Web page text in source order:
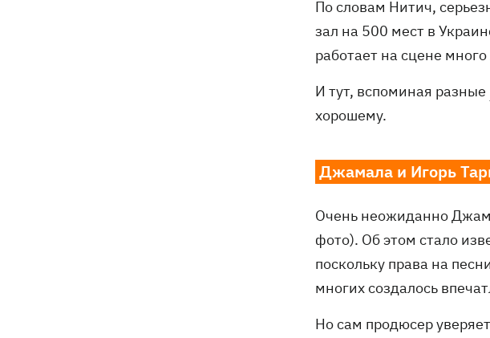
По словам Нитич,
зал на 500 мест в
работает на сцене много
И тут, вспоминая разные
хорошему.
Джамала и Игорь
Очень неожиданно
фото). Об этом стало
поскольку права на
многих создалось
Но сам продюсер